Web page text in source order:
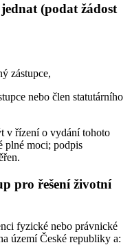
(podat žádost
zástupce,
nebo člen statutárního
v řízení o vydání tohoto
plné moci; podpis
pro řešení životní
fyzické nebo právnické
území České republiky a: